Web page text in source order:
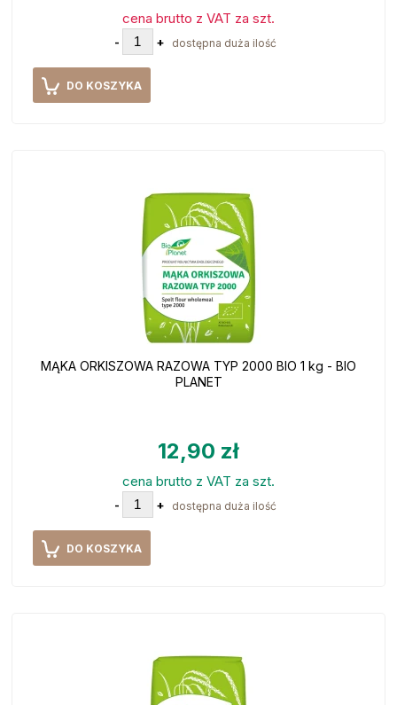
cena brutto z VAT za szt.
- + dostępna duża ilość
DO KOSZYKA
MĄKA ORKISZOWA RAZOWA TYP 2000 BIO 1 kg - BIO
PLANET
12,90 zł
cena brutto z VAT za szt.
- + dostępna duża ilość
DO KOSZYKA